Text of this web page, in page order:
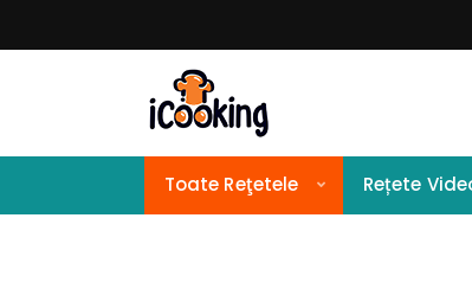
Toate Reţetele Rețete